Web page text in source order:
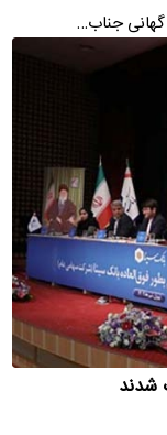
جناب…
شدند